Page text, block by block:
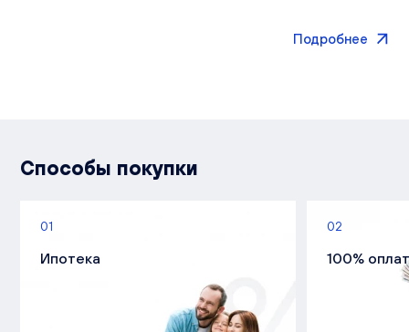
Подробнее
Способы покупки
01
Ипотека
02
100%